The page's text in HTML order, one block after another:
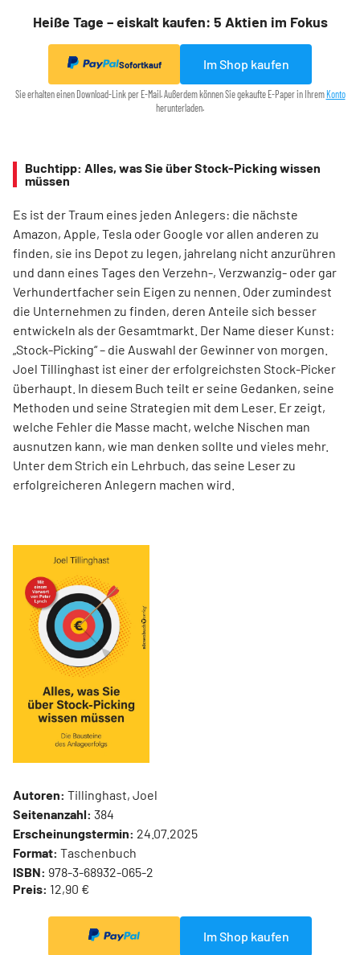
Heiße Tage – eiskalt kaufen: 5 Aktien im Fokus
Sofortkauf Im Shop kaufen
Sie erhalten einen Download-Link per E-Mail. Außerdem können Sie gekaufte E-Paper in Ihrem Konto
herunterladen.
Buchtipp: Alles, was Sie über Stock-Picking wissen
müssen
Es ist der Traum eines jeden Anlegers: die nächste
Amazon, Apple, Tesla oder Google vor allen anderen zu
finden, sie ins Depot zu legen, jahrelang nicht anzurühren
und dann eines Tages den Verzehn-, Verzwanzig- oder gar
Verhundertfacher sein Eigen zu nennen. Oder zumindest
die Unternehmen zu finden, deren Anteile sich besser
entwickeln als der Gesamtmarkt. Der Name dieser Kunst:
„Stock-Picking“ – die Auswahl der Gewinner von morgen.
Joel Tillinghast ist einer der erfolgreichsten Stock-Picker
überhaupt. In diesem Buch teilt er seine Gedanken, seine
Methoden und seine Strategien mit dem Leser. Er zeigt,
welche Fehler die Masse macht, welche Nischen man
ausnutzen kann, wie man denken sollte und vieles mehr.
Unter dem Strich ein Lehrbuch, das seine Leser zu
erfolgreicheren Anlegern machen wird.
Autoren: Tillinghast, Joel
Seitenanzahl: 384
Erscheinungstermin: 24.07.2025
Format: Taschenbuch
ISBN: 978-3-68932-065-2
Preis: 12,90 €
Im Shop kaufen